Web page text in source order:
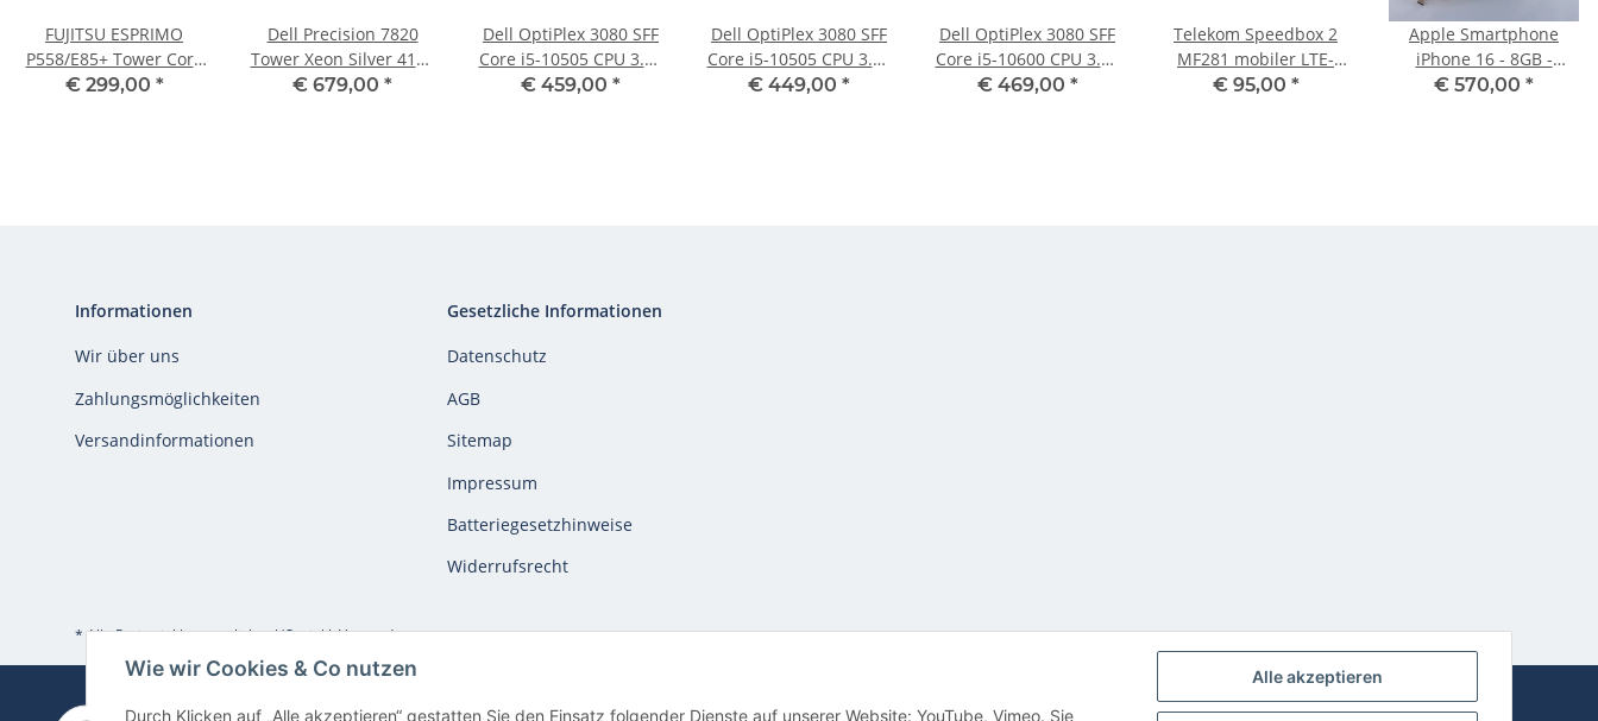
Alle akzeptieren
Wie wir Cookies & Co nutzen
Durch Klicken auf „Alle akzeptieren“ gestatten Sie den Einsatz folgender Dienste auf unserer Website: YouTube, Vimeo. Sie
FUJITSU ESPRIMO
P558/E85+ Tower Core
i5-9400 CPU 2.90 GHz 8
€ 299,00 *
Dell Precision 7820
Tower Xeon Silver 4110
CPU 2.10 GHz 64 GB
€ 679,00 *
Dell OptiPlex 3080 SFF
Core i5-10505 CPU 3.20
GHz 8 GB RAM 256 GB
€ 459,00 *
Dell OptiPlex 3080 SFF
Core i5-10505 CPU 3.20
GHz 8 GB RAM 256 GB
€ 449,00 *
Dell OptiPlex 3080 SFF
Core i5-10600 CPU 3.30
GHz 8 GB RAM 256 GB
€ 469,00 *
Telekom Speedbox 2
MF281 mobiler LTE-
Router
€ 95,00 *
Apple Smartphone
iPhone 16 - 8GB -
128GB Black
€ 570,00 *
Informationen
Wir über uns
Zahlungsmöglichkeiten
Versandinformationen
Gesetzliche Informationen
Datenschutz
AGB
Sitemap
Impressum
Batteriegesetzhinweise
Widerrufsrecht
* Alle Preise inkl. gesetzlicher USt., inkl.Versand